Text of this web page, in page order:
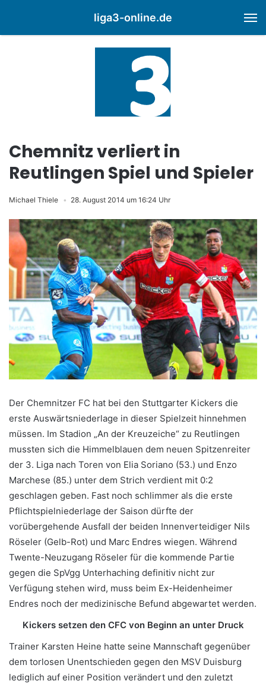
liga3-online.de
Chemnitz verliert in
Reutlingen Spiel und Spieler
Michael Thiele 28. August 2014 um 16:24 Uhr
Der Chemnitzer FC hat bei den Stuttgarter Kickers die
erste Auswärtsniederlage in dieser Spielzeit hinnehmen
müssen. Im Stadion „An der Kreuzeiche“ zu Reutlingen
mussten sich die Himmelblauen dem neuen Spitzenreiter
der 3. Liga nach Toren von Elia Soriano (53.) und Enzo
Marchese (85.) unter dem Strich verdient mit 0:2
geschlagen geben. Fast noch schlimmer als die erste
Pflichtspielniederlage der Saison dürfte der
vorübergehende Ausfall der beiden Innenverteidiger Nils
Röseler (Gelb-Rot) und Marc Endres wiegen. Während
Twente-Neuzugang Röseler für die kommende Partie
gegen die SpVgg Unterhaching definitiv nicht zur
Verfügung stehen wird, muss beim Ex-Heidenheimer
Endres noch der medizinische Befund abgewartet werden.
Kickers setzen den CFC von Beginn an unter Druck
Trainer Karsten Heine hatte seine Mannschaft gegenüber
dem torlosen Unentschieden gegen den MSV Duisburg
lediglich auf einer Position verändert und den zuletzt